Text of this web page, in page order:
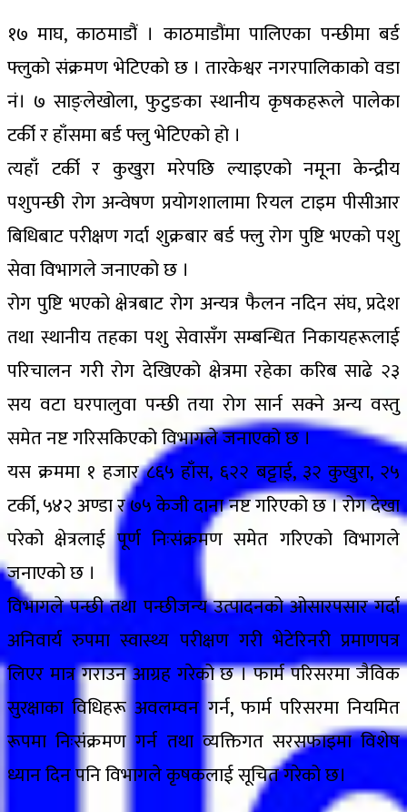
१७ माघ, काठमाडौं । काठमाडौंमा पालिएका पन्छीमा बर्ड
फ्लुको संक्रमण भेटिएको छ । तारकेश्वर नगरपालिकाको वडा
नं। ७ साङ्लेखोला, फुटुङका स्थानीय कृषकहरूले पालेका
टर्की र हाँसमा बर्ड फ्लु भेटिएको हो ।
त्यहाँ टर्की र कुखुरा मरेपछि ल्याइएको नमूना केन्द्रीय
पशुपन्छी रोग अन्वेषण प्रयोगशालामा रियल टाइम पीसीआर
बिधिबाट परीक्षण गर्दा शुक्रबार बर्ड फ्लु रोग पुष्टि भएको पशु
सेवा विभागले जनाएको छ ।
रोग पुष्टि भएको क्षेत्रबाट रोग अन्यत्र फैलन नदिन संघ, प्रदेश
तथा स्थानीय तहका पशु सेवासँग सम्बन्धित निकायहरूलाई
परिचालन गरी रोग देखिएको क्षेत्रमा रहेका करिब साढे २३
सय वटा घरपालुवा पन्छी तया रोग सार्न सक्ने अन्य वस्तु
समेत नष्ट गरिसकिएको विभागले जनाएको छ ।
यस क्रममा १ हजार ८६५ हाँस, ६२२ बट्टाई, ३२ कुखुरा, २५
टर्की, ५४२ अण्डा र ७५ केजी दाना नष्ट गरिएको छ । रोग देखा
परेको क्षेत्रलाई पूर्ण निःसंक्रमण समेत गरिएको विभागले
जनाएको छ ।
विभागले पन्छी तथा पन्छीजन्य उत्पादनको ओसारपसार गर्दा
अनिवार्य रुपमा स्वास्थ्य परीक्षण गरी भेटेरिनरी प्रमाणपत्र
लिएर मात्र गराउन आग्रह गरेको छ । फार्म परिसरमा जैविक
सुरक्षाका विधिहरू अवलम्वन गर्न, फार्म परिसरमा नियमित
रूपमा निःसंक्रमण गर्न तथा व्यक्तिगत सरसफाइमा विशेष
ध्यान दिन पनि विभागले कृषकलाई सूचित गरेको छ।